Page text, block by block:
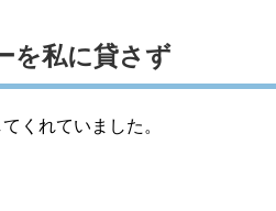
を私に貸さず
くれていました。